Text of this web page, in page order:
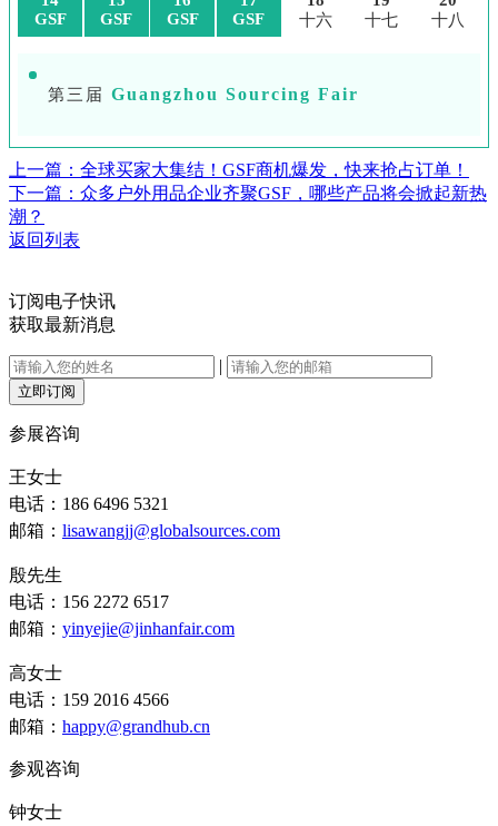
GSF
GSF
GSF
GSF
十六
十七
十八
第三届 Guangzhou Sourcing Fair
上一篇：全球买家大集结！GSF商机爆发，快来抢占订单！
下一篇：众多户外用品企业齐聚GSF，哪些产品将会掀起新热
潮？
返回列表
订阅电子快讯
获取最新消息
|
立即订阅
参展咨询
王女士
电话：186 6496 5321
邮箱： lisawangjj@globalsources.com
殷先生
电话：156 2272 6517
邮箱： yinyejie@jinhanfair.com
高女士
电话：159 2016 4566
邮箱： happy@grandhub.cn
参观咨询
钟女士